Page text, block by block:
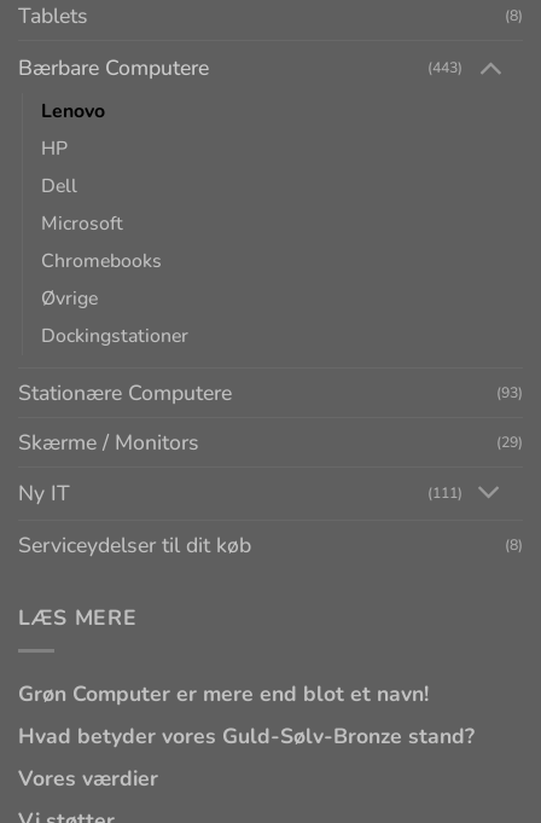
Tablets (8)
Bærbare Computere (443)
Lenovo
HP
Dell
Microsoft
Chromebooks
Øvrige
Dockingstationer
Stationære Computere (93)
Skærme / Monitors (29)
Ny IT (111)
Serviceydelser til dit køb (8)
LÆS MERE
Grøn Computer er mere end blot et navn!
Hvad betyder vores Guld-Sølv-Bronze stand?
Vores værdier